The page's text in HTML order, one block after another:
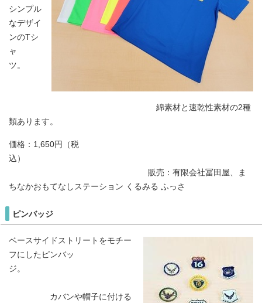
シンプル
なデザイ
ンのTシ
ャ
ツ。
綿素材と速乾性素材の2種
類あります。
価格：1,650円（税
込）
販売：有限会社冨田屋、ま
ちなかおもてなしステーション くるみる ふっさ
ピンバッジ
ベースサイドストリートをモチー
フにしたピンバッ
ジ。
カバンや帽子に付ける